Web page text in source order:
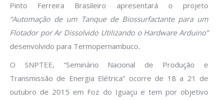
Pinto Ferreira Brasileiro apresentará o projeto
“Automação de um Tanque de Biossurfactante para um
Flotador por Ar Dissolvido Utilizando o Hardware Arduino”
desenvolvido para Termopernambuco.
O SNPTEE, “Seminário Nacional de Produção e
Transmissão de Energia Elétrica” ocorre de 18 a 21 de
outubro de 2015 em Foz do Iguaçu e tem por objetivo